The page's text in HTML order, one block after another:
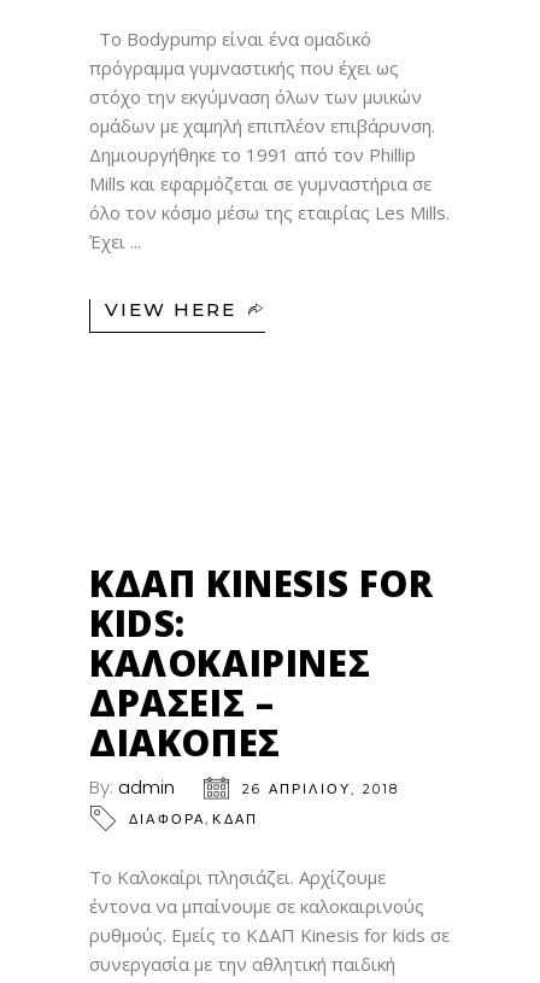
Το Bodypump είναι ένα ομαδικό
πρόγραμμα γυμναστικής που έχει ως
στόχο την εκγύμναση όλων των μυικών
ομάδων με χαμηλή επιπλέον επιβάρυνση.
Δημιουργήθηκε το 1991 από τον Phillip
Mills και εφαρμόζεται σε γυμναστήρια σε
όλο τον κόσμο μέσω της εταιρίας Les Mills.
Έχει
VIEW HERE
ΚΔΑΠ KINESIS FOR
KIDS:
ΚΑΛΟΚΑΙΡΙΝΈΣ
ΔΡΆΣΕΙΣ –
ΔΙΑΚΟΠΈΣ
By: admin
26 ΑΠΡΙΛΊΟΥ, 2018
ΔΙΑΦΟΡΑ,ΚΔΑΠ
Το Καλοκαίρι πλησιάζει. Αρχίζουμε
έντονα να μπαίνουμε σε καλοκαιρινούς
ρυθμούς. Εμείς το ΚΔΑΠ Kinesis for kids σε
συνεργασία με την αθλητική παιδική